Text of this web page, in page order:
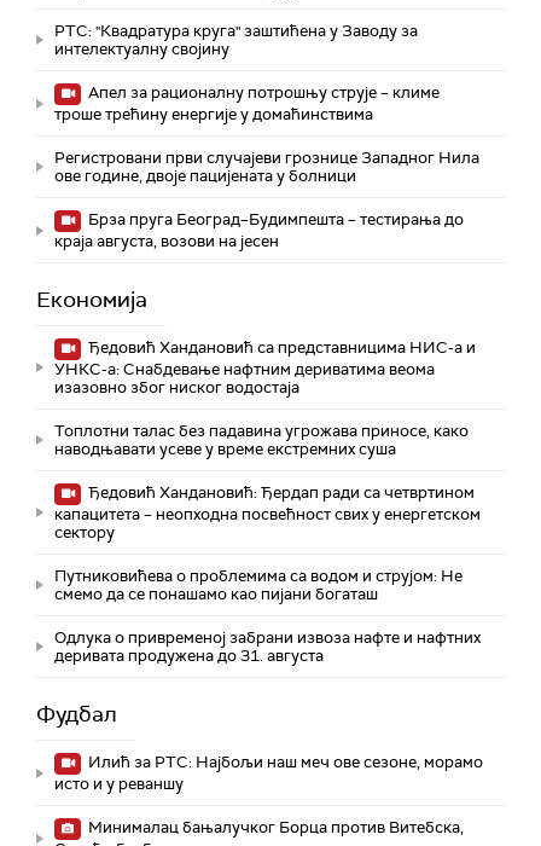
РТС: "Квадратура круга" заштићена у Заводу за
интелектуалну својину
Апел за рационалну потрошњу струје – климе
троше трећину енергије у домаћинствима
Регистровани први случајеви грознице Западног Нила
ове године, двоје пацијената у болници
Брза пруга Београд–Будимпешта – тестирања до
краја августа, возови на јесен
Економија
Ђедовић Хандановић са представницима НИС-а и
УНКС-а: Снабдевање нафтним дериватима веома
изазовно због ниског водостаја
Топлотни талас без падавина угрожава приносе, како
наводњавати усеве у време екстремних суша
Ђедовић Хандановић: Ђердап ради са четвртином
капацитета – неопходна посвећност свих у енергетском
сектору
Путниковићева о проблемима са водом и струјом: Не
смемо да се понашамо као пијани богаташ
Одлука о привременој забрани извоза нафте и нафтних
деривата продужена до 31. августа
Фудбал
Илић за РТС: Најбољи наш меч ове сезоне, морамо
исто и у реваншу
Минималац бањалучког Борца против Витебска,